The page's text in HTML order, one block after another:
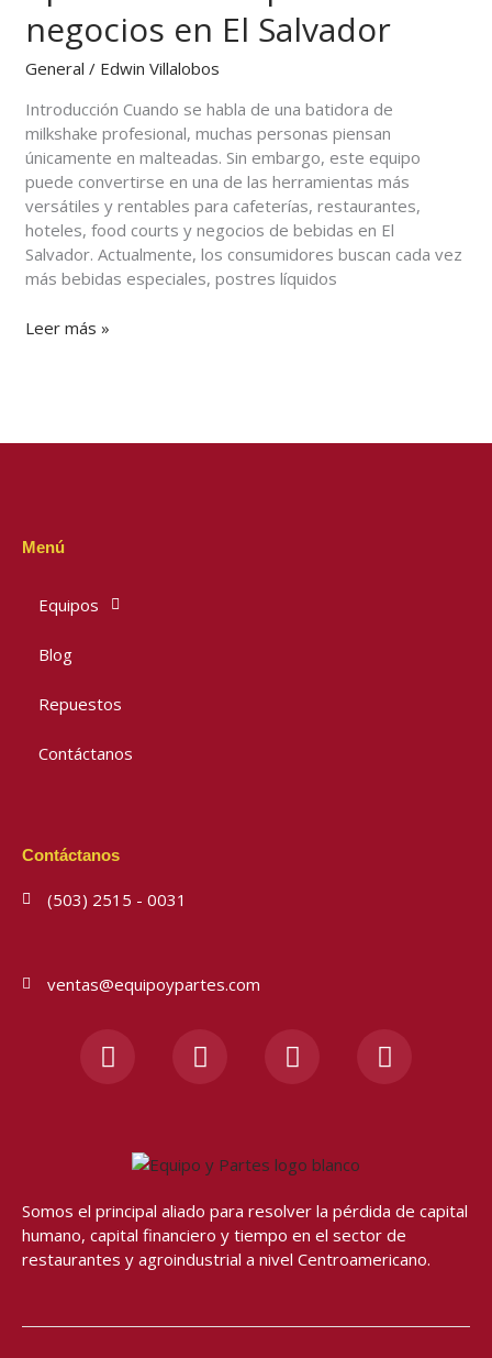
negocios en El Salvador
General / Edwin Villalobos
Introducción Cuando se habla de una batidora de
milkshake profesional, muchas personas piensan
únicamente en malteadas. Sin embargo, este equipo
puede convertirse en una de las herramientas más
versátiles y rentables para cafeterías, restaurantes,
hoteles, food courts y negocios de bebidas en El
Salvador. Actualmente, los consumidores buscan cada vez
más bebidas especiales, postres líquidos
y
oportunidades
negocios
en
El
Salvador
Leer más »
Menú
Equipos
Blog
Repuestos
Contáctanos
Contáctanos
(503) 2515 - 0031
ventas@equipoypartes.com
a
k
-
f
n
g
a
m
o
b
h
p
Somos el principal aliado para resolver la pérdida de capital
humano, capital financiero y tiempo en el sector de
restaurantes y agroindustrial a nivel Centroamericano.